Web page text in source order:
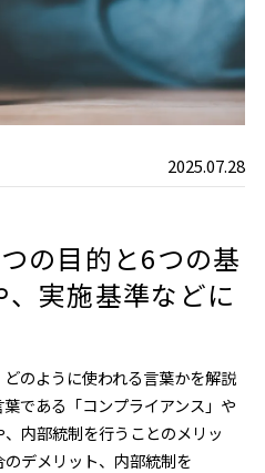
2025.07.28
の目的と6つの基
実施基準などに
のように使われる言葉かを解説
である「コンプライアンス」や
、内部統制を行うことのメリッ
デメリット、内部統制を